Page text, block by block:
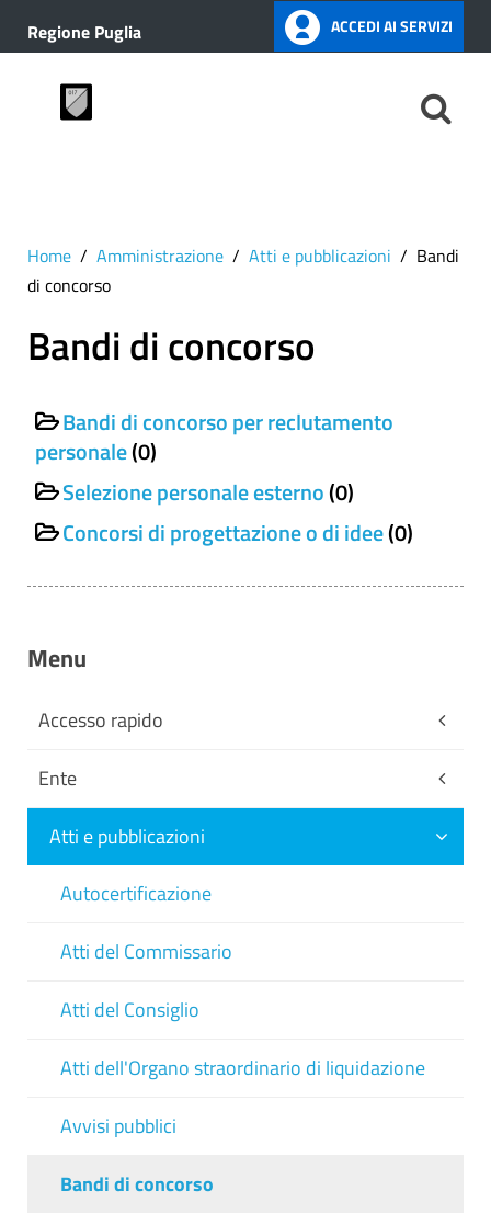
Regione Puglia ACCEDI AI SERVIZI
Home Amministrazione Atti e pubblicazioni
Bandi
di concorso
Bandi di concorso
Bandi di concorso per reclutamento
personale(0)
Selezione personale esterno(0)
Concorsi di progettazione o di idee(0)
Menu
Accesso rapido
Ente
Atti e pubblicazioni
Autocertificazione
Atti del Commissario
Atti del Consiglio
Atti dell'Organo straordinario di liquidazione
Avvisi pubblici
Bandi di concorso